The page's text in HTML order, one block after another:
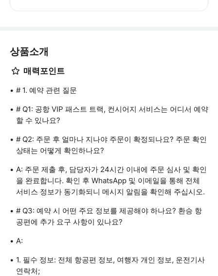
상품소개
매력포인트
# 1. 예약 관련 질문
# Q1: 공항 VIP 패스트 트랙, 컨시어지 서비스는 어디서 예약
할 수 있나요?
# Q2: 주문 후 얼마나 지나야 주문이 확정되나요? 주문 확인
상태는 어떻게 확인하나요?
A: 주문 제출 후, 담당자가 24시간 이내에 주문 심사 및 확인
을 완료합니다. 확인 후 WhatsApp 및 이메일을 통해 전체
서비스 정보가 동기화되니 메시지 알림을 확인해 주십시오.
# Q3: 예약 시 어떤 주요 정보를 제공해야 하나요? 환승 항
공편에 추가 요구 사항이 있나요?
A:
1. 필수 정보: 전체 항공편 정보, 여행자 개인 정보, 운전기사
연락처;